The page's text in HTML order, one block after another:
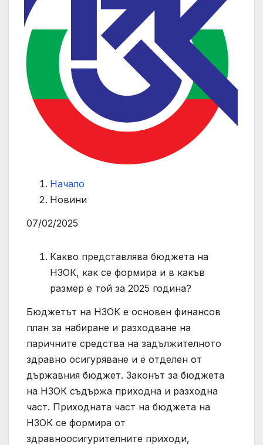
Начало
Новини
07/02/2025
Какво представлява бюджета на
НЗОК, как се формира и в какъв
размер е той за 2025 година?
Бюджетът на НЗОК е основен финансов
план за набиране и разходване на
паричните средства на задължителното
здравно осигуряване и е отделен от
държавния бюджет. Законът за бюджета
на НЗОК съдържа приходна и разходна
част. Приходната част на бюджета на
НЗОК се формира от
здравноосигурителните приходи,